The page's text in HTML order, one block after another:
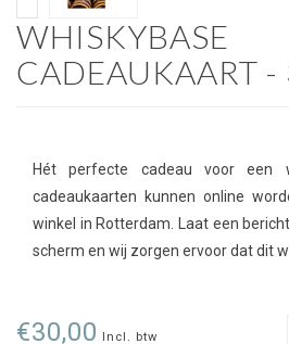
WHISKYBASE
CADEAUKAART -
Hét perfecte cadeau voor een
cadeaukaarten kunnen online
winkel in Rotterdam. Laat een
scherm en wij zorgen ervoor dat dit
€30,00 Incl. btw